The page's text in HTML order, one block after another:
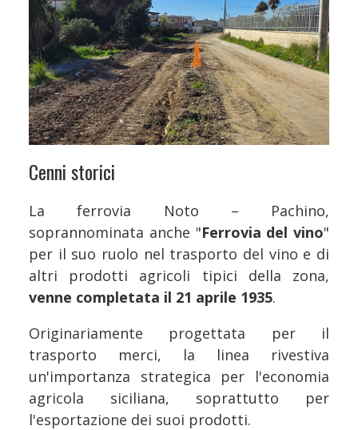
Cenni storici
La ferrovia Noto – Pachino,
soprannominata anche "Ferrovia del vino"
per il suo ruolo nel trasporto del vino e di
altri prodotti agricoli tipici della zona,
venne completata il 21 aprile 1935.
Originariamente progettata per il
trasporto merci, la linea rivestiva
un'importanza strategica per l'economia
agricola siciliana, soprattutto per
l'esportazione dei suoi prodotti.